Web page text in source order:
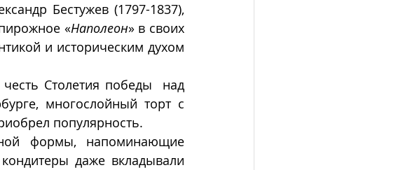
Бестужев (1797-1837),
«Наполеон» в своих
и историческим духом
Столетия победы  над
многослойный торт с
популярность.
формы, напоминающие
даже вкладывали